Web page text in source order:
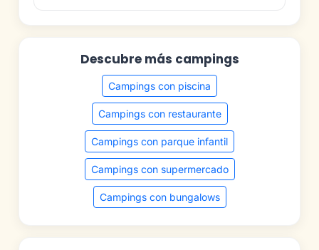
Descubre más campings
Campings con piscina
Campings con restaurante
Campings con parque infantil
Campings con supermercado
Campings con bungalows